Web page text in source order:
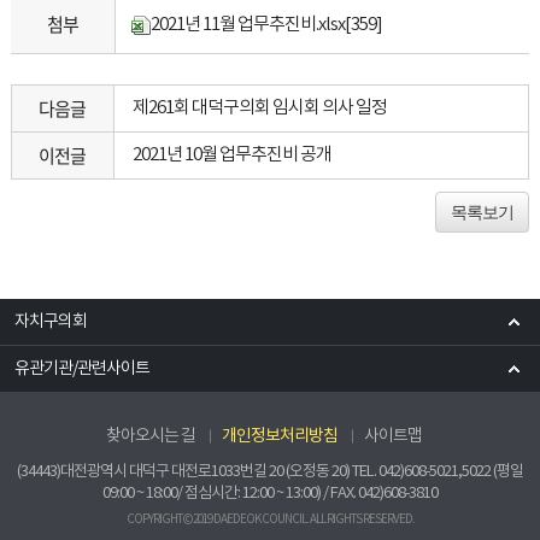
첨부 2021년 11월 업무추진비.xlsx[359]
다음글 제261회 대덕구의회 임시회 의사 일정
이전글 2021년 10월 업무추진비 공개
목록보기
자치구의회
유관기관/관련사이트
찾아오시는 길 개인정보처리방침 사이트맵
(34443)대전광역시 대덕구 대전로1033번길 20 (오정동 20) TEL. 042)608-5021,5022 (평일
09:00 ~ 18:00/ 점심시간: 12:00 ~ 13:00) / FAX. 042)608-3810
COPYRIGHT © 2019 DAEDEOK COUNCIL. ALL RIGHTS RESERVED.